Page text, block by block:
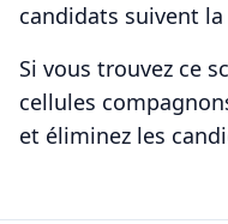
candidats suivent la
Si vous trouvez ce
cellules
et éliminez les